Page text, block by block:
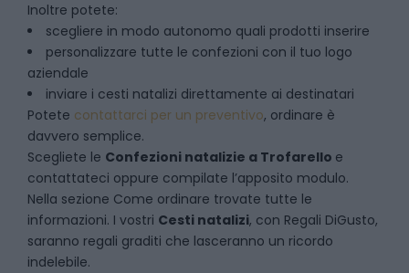
Inoltre potete:
scegliere in modo autonomo quali prodotti inserire
personalizzare tutte le confezioni con il tuo logo
aziendale
inviare i cesti natalizi direttamente ai destinatari
Potete contattarci per un preventivo, ordinare è
davvero semplice.
Scegliete le Confezioni natalizie a Trofarello e
contattateci oppure compilate l’apposito modulo.
Nella sezione Come ordinare trovate tutte le
informazioni. I vostri Cesti natalizi, con Regali DiGusto,
saranno regali graditi che lasceranno un ricordo
indelebile.